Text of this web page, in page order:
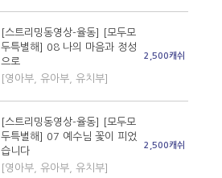
[스트리밍동영상-율동] [모두모
두특별해] 08 나의 마음과 정성
으로
[영아부, 유아부, 유치부]
2,500캐쉬
[스트리밍동영상-율동] [모두모
두특별해] 07 예수님 꽃이 피었
습니다
[영아부, 유아부, 유치부]
2,500캐쉬